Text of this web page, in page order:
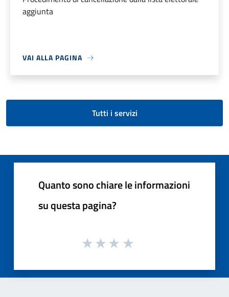
aggiunta
VAI ALLA PAGINA
Tutti i servizi
Quanto sono chiare le informazioni
su questa pagina?